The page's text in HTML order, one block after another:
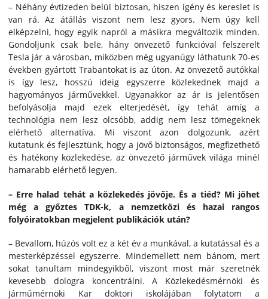
– Néhány évtizeden belül biztosan, hiszen igény és kereslet is
van rá. Az átállás viszont nem lesz gyors. Nem úgy kell
elképzelni, hogy egyik napról a másikra megváltozik minden.
Gondoljunk csak bele, hány önvezető funkcióval felszerelt
Tesla jár a városban, miközben még ugyanúgy láthatunk 70-es
években gyártott Trabantokat is az úton. Az önvezető autókkal
is így lesz, hosszú ideig egyszerre közlekednek majd a
hagyományos járművekkel. Ugyanakkor az ár is jelentősen
befolyásolja majd ezek elterjedését, így tehát amíg a
technológia nem lesz olcsóbb, addig nem lesz tömegeknek
elérhető alternatíva. Mi viszont azon dolgozunk, azért
kutatunk és fejlesztünk, hogy a jövő biztonságos, megfizethető
és hatékony közlekedése, az önvezető járművek világa minél
hamarabb elérhető legyen.
– Erre halad tehát a közlekedés jövője. És a tiéd? Mi jöhet
még a győztes TDK-k, a nemzetközi és hazai rangos
folyóiratokban megjelent publikációk után?
– Bevallom, húzós volt ez a két év a munkával, a kutatással és a
mesterképzéssel egyszerre. Mindemellett nem bánom, mert
sokat tanultam mindegyikből, viszont most már szeretnék
kevesebb dologra koncentrálni. A Közlekedésmérnöki és
Járműmérnöki Kar doktori iskolájában folytatom a